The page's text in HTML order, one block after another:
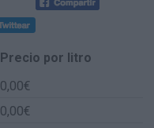
Precio por litro
0,00€
0,00€